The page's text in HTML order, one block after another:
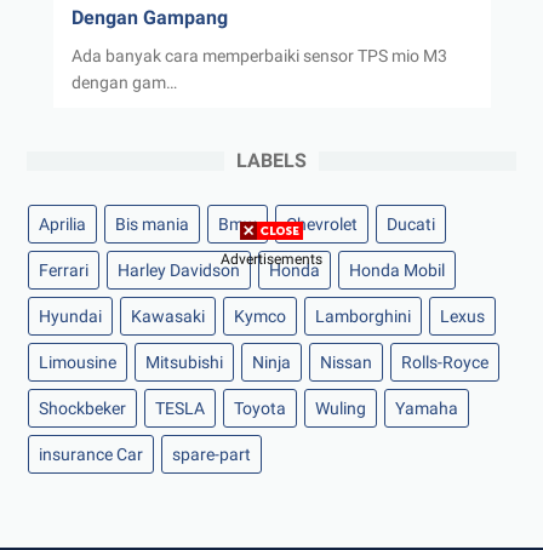
Dengan Gampang
Ada banyak cara memperbaiki sensor TPS mio M3
dengan gam…
LABELS
Aprilia Bis mania Bmw Chevrolet Ducati
Ferrari Harley Davidson Honda Honda Mobil
Hyundai Kawasaki Kymco Lamborghini Lexus
Limousine Mitsubishi Ninja Nissan Rolls-Royce
Shockbeker TESLA Toyota Wuling Yamaha
insurance Car spare-part
Advertisements